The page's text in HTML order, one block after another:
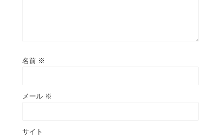
名前 ※
メール ※
サイト